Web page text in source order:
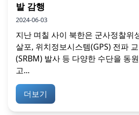
발 감행
2024-06-03
지난 며칠 사이 북한은 군사정찰위
살포, 위치정보시스템(GPS) 전파
(SRBM) 발사 등 다양한 수단을 동
고...
더보기